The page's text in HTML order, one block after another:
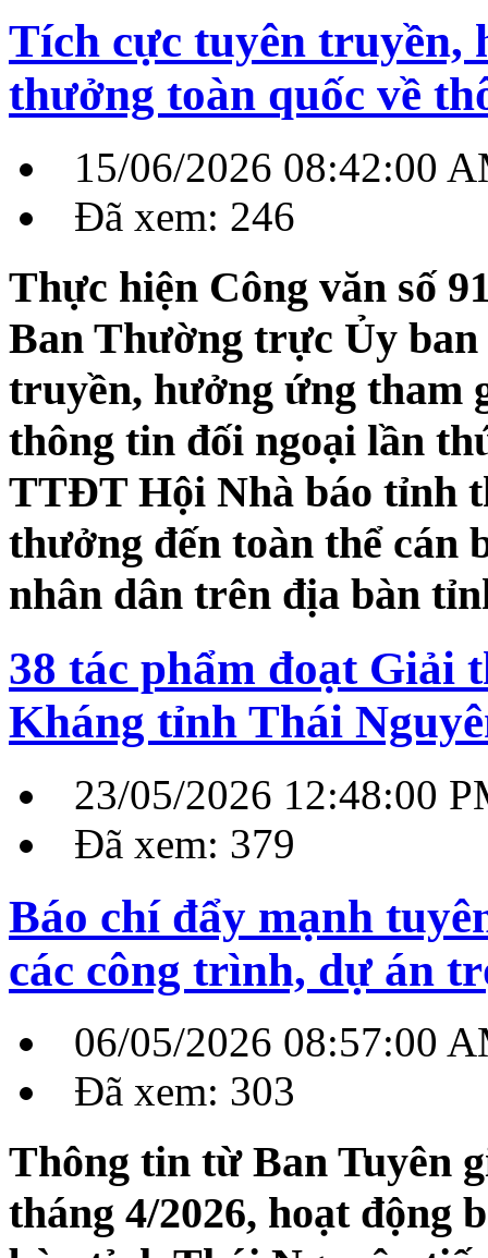
Tích cực tuyên truyền,
thưởng toàn quốc về
15/06/2026 08:42:00
Đã xem: 246
Thực hiện Công văn số
Ban Thường trực Ủy
truyền, hưởng ứng tham
thông tin đối ngoại lần
TTĐT Hội Nhà báo tỉnh
thưởng đến toàn thể cán
nhân dân trên địa bàn
38 tác phẩm đoạt Giải
Kháng tỉnh Thái
23/05/2026 12:48:00
Đã xem: 379
Báo chí đẩy mạnh
các công trình, dự án
06/05/2026 08:57:00
Đã xem: 303
Thông tin từ Ban Tuyên
tháng 4/2026, hoạt động